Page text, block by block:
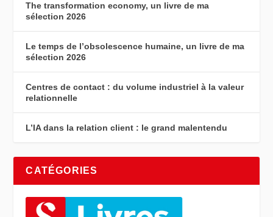
The transformation economy, un livre de ma
sélection 2026
Le temps de l’obsolescence humaine, un livre de ma
sélection 2026
Centres de contact : du volume industriel à la valeur
relationnelle
L’IA dans la relation client : le grand malentendu
CATÉGORIES